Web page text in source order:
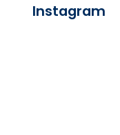
Instagram